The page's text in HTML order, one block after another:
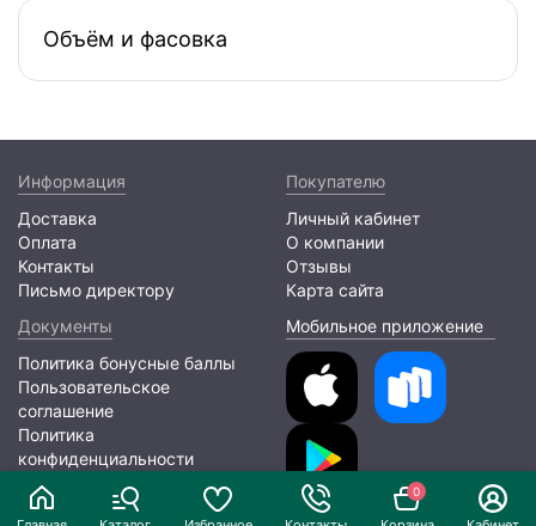
0
Объём и фасовка
Информация
Доставка
Оплата
Контакты
Письмо директору
Покупателю
Личный кабинет
О компании
Отзывы
Карта сайта
Документы
Политика бонусные баллы
Пользовательское
соглашение
Политика
конфиденциальности
Мобильное приложение